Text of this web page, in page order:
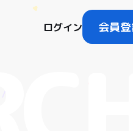
ログイン 会員